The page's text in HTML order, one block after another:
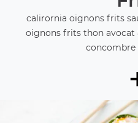
calirornia oignons frits
oignons frits thon avocat
concombre